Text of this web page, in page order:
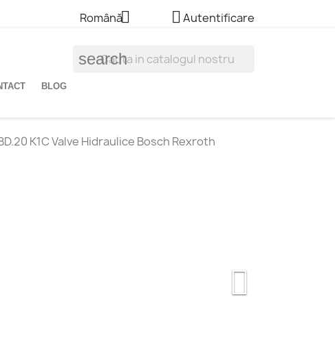
Română Autentificare
search
BLOG
K1C Valve Hidraulice Bosch Rexroth
